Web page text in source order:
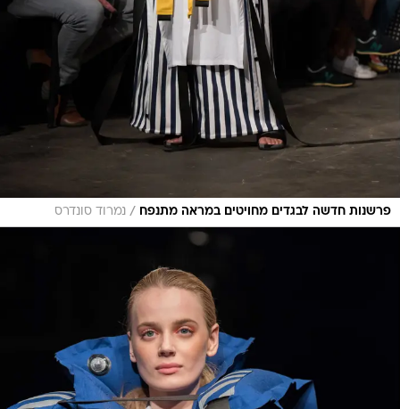
פרשנות חדשה לבגדים מחויטים במראה מתנפח / נמרוד סונדרס